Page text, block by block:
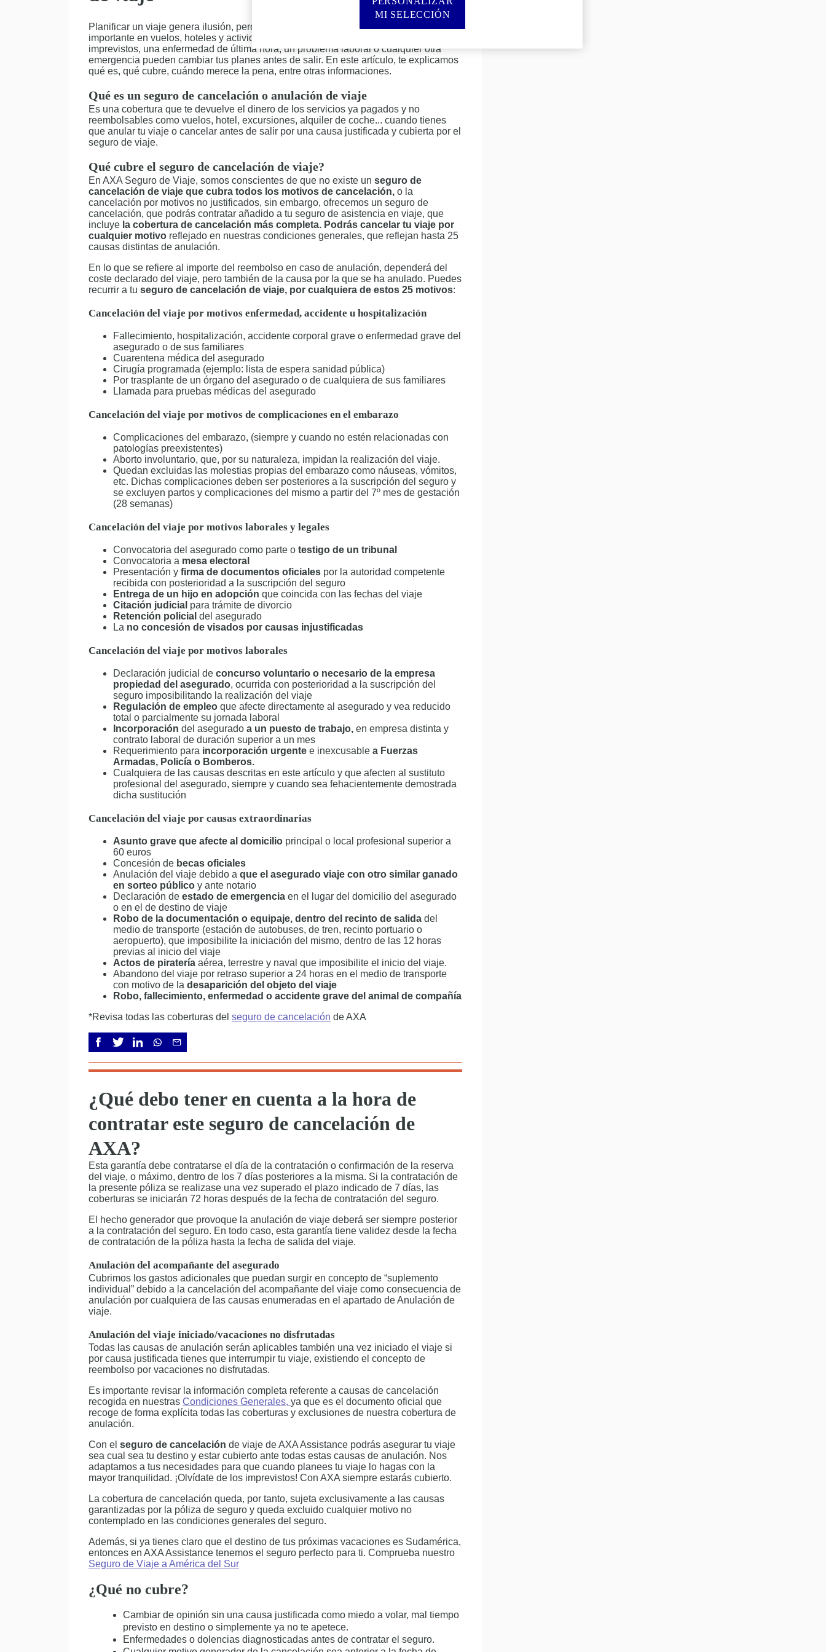
Planificar un viaje genera ilusión, pero también implica una inversión económica
importante en vuelos, hoteles y actividades. Aunque nadie quiere pensar en
imprevistos, una enfermedad de última hora, un problema laboral o cualquier otra
emergencia pueden cambiar tus planes antes de salir. En este artículo, te explicamos
qué es, qué cubre, cuándo merece la pena, entre otras informaciones.
Qué es un seguro de cancelación o anulación de viaje
Es una cobertura que te devuelve el dinero de los servicios ya pagados y no
reembolsables como vuelos, hotel, excursiones, alquiler de coche... cuando tienes
que anular tu viaje o cancelar antes de salir por una causa justificada y cubierta por el
seguro de viaje.
Qué cubre el seguro de cancelación de viaje?
En AXA Seguro de Viaje, somos conscientes de que no existe un seguro de
cancelación de viaje que cubra todos los motivos de cancelación, o la
cancelación por motivos no justificados, sin embargo, ofrecemos un seguro de
cancelación, que podrás contratar añadido a tu seguro de asistencia en viaje, que
incluye la cobertura de cancelación más completa. Podrás cancelar tu viaje por
cualquier motivo reflejado en nuestras condiciones generales, que reflejan hasta 25
causas distintas de anulación.
En lo que se refiere al importe del reembolso en caso de anulación, dependerá del
coste declarado del viaje, pero también de la causa por la que se ha anulado. Puedes
recurrir a tu seguro de cancelación de viaje, por cualquiera de estos 25 motivos:
Cancelación del viaje por motivos enfermedad, accidente u hospitalización
Fallecimiento, hospitalización, accidente corporal grave o enfermedad grave del
asegurado o de sus familiares
Cuarentena médica del asegurado
Cirugía programada (ejemplo: lista de espera sanidad pública)
Por trasplante de un órgano del asegurado o de cualquiera de sus familiares
Llamada para pruebas médicas del asegurado
Cancelación del viaje por motivos de complicaciones en el embarazo
Complicaciones del embarazo, (siempre y cuando no estén relacionadas con
patologías preexistentes)
Aborto involuntario, que, por su naturaleza, impidan la realización del viaje.
Quedan excluidas las molestias propias del embarazo como náuseas, vómitos,
etc. Dichas complicaciones deben ser posteriores a la suscripción del seguro y
se excluyen partos y complicaciones del mismo a partir del 7º mes de gestación
(28 semanas)
Cancelación del viaje por motivos laborales y legales
Convocatoria del asegurado como parte o testigo de un tribunal
Convocatoria a mesa electoral
Presentación y firma de documentos oficiales por la autoridad competente
recibida con posterioridad a la suscripción del seguro
Entrega de un hijo en adopción que coincida con las fechas del viaje
Citación judicial para trámite de divorcio
Retención policial del asegurado
La no concesión de visados por causas injustificadas
Cancelación del viaje por motivos laborales
Declaración judicial de concurso voluntario o necesario de la empresa
propiedad del asegurado, ocurrida con posterioridad a la suscripción del
seguro imposibilitando la realización del viaje
Regulación de empleo que afecte directamente al asegurado y vea reducido
total o parcialmente su jornada laboral
Incorporación del asegurado a un puesto de trabajo, en empresa distinta y
contrato laboral de duración superior a un mes
Requerimiento para incorporación urgente e inexcusable a Fuerzas
Armadas, Policía o Bomberos.
Cualquiera de las causas descritas en este artículo y que afecten al sustituto
profesional del asegurado, siempre y cuando sea fehacientemente demostrada
dicha sustitución
Cancelación del viaje por causas extraordinarias
Asunto grave que afecte al domicilio principal o local profesional superior a
60 euros
Concesión de becas oficiales
Anulación del viaje debido a que el asegurado viaje con otro similar ganado
en sorteo público y ante notario
Declaración de estado de emergencia en el lugar del domicilio del asegurado
o en el de destino de viaje
Robo de la documentación o equipaje, dentro del recinto de salida del
medio de transporte (estación de autobuses, de tren, recinto portuario o
aeropuerto), que imposibilite la iniciación del mismo, dentro de las 12 horas
previas al inicio del viaje
Actos de piratería aérea, terrestre y naval que imposibilite el inicio del viaje.
Abandono del viaje por retraso superior a 24 horas en el medio de transporte
con motivo de la desaparición del objeto del viaje
Robo, fallecimiento, enfermedad o accidente grave del animal de compañía
*Revisa todas las coberturas del seguro de cancelación de AXA
¿Qué debo tener en cuenta a la hora de
contratar este seguro de cancelación de
AXA?
Esta garantía debe contratarse el día de la contratación o confirmación de la reserva
del viaje, o máximo, dentro de los 7 días posteriores a la misma. Si la contratación de
la presente póliza se realizase una vez superado el plazo indicado de 7 días, las
coberturas se iniciarán 72 horas después de la fecha de contratación del seguro.
El hecho generador que provoque la anulación de viaje deberá ser siempre posterior
a la contratación del seguro. En todo caso, esta garantía tiene validez desde la fecha
de contratación de la póliza hasta la fecha de salida del viaje.
Anulación del acompañante del asegurado
Cubrimos los gastos adicionales que puedan surgir en concepto de “suplemento
individual” debido a la cancelación del acompañante del viaje como consecuencia de
anulación por cualquiera de las causas enumeradas en el apartado de Anulación de
viaje.
Anulación del viaje iniciado/vacaciones no disfrutadas
Todas las causas de anulación serán aplicables también una vez iniciado el viaje si
por causa justificada tienes que interrumpir tu viaje, existiendo el concepto de
reembolso por vacaciones no disfrutadas.
Es importante revisar la información completa referente a causas de cancelación
recogida en nuestras Condiciones Generales, ya que es el documento oficial que
recoge de forma explícita todas las coberturas y exclusiones de nuestra cobertura de
anulación.
Con el seguro de cancelación de viaje de AXA Assistance podrás asegurar tu viaje
sea cual sea tu destino y estar cubierto ante todas estas causas de anulación. Nos
adaptamos a tus necesidades para que cuando planees tu viaje lo hagas con la
mayor tranquilidad. ¡Olvídate de los imprevistos! Con AXA siempre estarás cubierto.
La cobertura de cancelación queda, por tanto, sujeta exclusivamente a las causas
garantizadas por la póliza de seguro y queda excluido cualquier motivo no
contemplado en las condiciones generales del seguro.
Además, si ya tienes claro que el destino de tus próximas vacaciones es Sudamérica,
entonces en AXA Assistance tenemos el seguro perfecto para ti. Comprueba nuestro
Seguro de Viaje a América del Sur
¿Qué no cubre?
Cambiar de opinión sin una causa justificada como miedo a volar, mal tiempo
previsto en destino o simplemente ya no te apetece.
Enfermedades o dolencias diagnosticadas antes de contratar el seguro.
MI SELECCIÓN